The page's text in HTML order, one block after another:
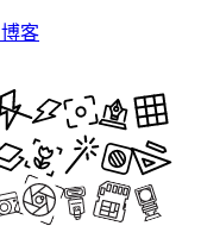
博客